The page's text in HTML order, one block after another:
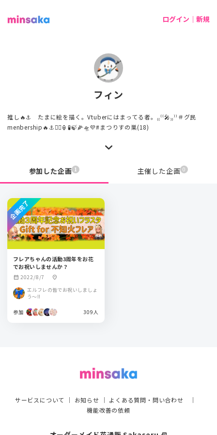
ログイン｜新規
フィン
推し🔥⚓ たまに絵を描く。Vtuberにはまってる者。₍₍⁽⁽🎤₎₎⁾⁾＃グ民
menbership🔥⚓️🏴‍☠️🏮🧪🍃🌽🛸💜#まつりすの巣(18)
参加した企画 1 主催した企画 0
フレアちゃんの活動3周年をお花
でお祝いしませんか？
calendar_month 2022/8/7 location_on
エルフレの皆でお祝いしましょ
う～!!
参加 309人
企画完了
サービスについて ｜ お知らせ ｜ よくある質問・問い合わせ ｜
機能改善の依頼